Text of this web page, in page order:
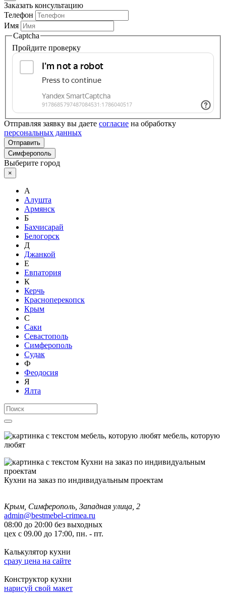
Заказать консультацию
Телефон
Имя
Captcha
Пройдите проверку
Отправляя заявку вы даете согласие на обработку
персональных данных
Отправить
Симферополь
Выберите город
×
А
Алушта
Армянск
Б
Бахчисарай
Белогорск
Д
Джанкой
Е
Евпатория
К
Керчь
Красноперекопск
Крым
С
Саки
Севастополь
Симферополь
Судак
Ф
Феодосия
Я
Ялта
мебель, которую
любят
Кухни на заказ по индивидуальным проектам
Крым, Симферополь, Западная улица, 2
admin@bestmebel-crimea.ru
08:00 до 20:00 без выходных
цех с 09.00 до 17:00, пн. - пт.
Калькулятор кухни
сразу цена на сайте
Конструктор кухни
нарисуй свой макет